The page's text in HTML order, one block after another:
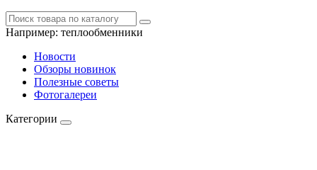
Например: теплообменники
Новости
Обзоры новинок
Полезные советы
Фотогалереи
Категории